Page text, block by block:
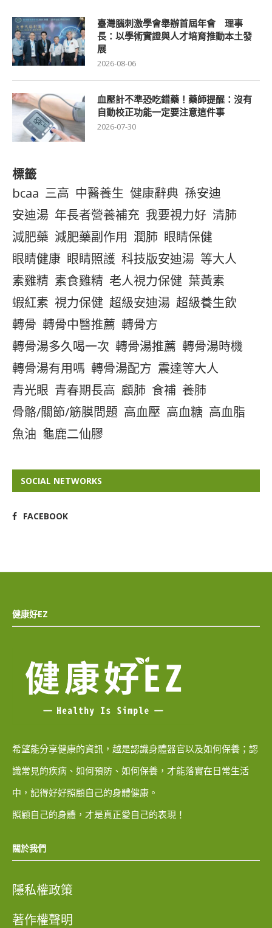
臺灣腦刺激學會舉辦首屆年會 理事
長：以學術實證與人才培育推動本土發
展
2026-08-06
血壓計不準恐吃錯藥！藥師提醒：沒有
自動校正功能一定要注意這件事
2026-07-30
標籤
bcaa 三高 中醫養生 健康辭典 孫安迪
安迪湯 年長者營養補充 我要視力好 清肺
減肥藥 減肥藥副作用 潤肺 眼睛保健
眼睛健康 眼睛照護 科技版安迪湯 等大人
素雞精 素食雞精 老人視力保健 葉黃素
蝦紅素 視力保健 超級安迪湯 超級養生飲
轉骨 轉骨中醫推薦 轉骨方
轉骨湯多久喝一次 轉骨湯推薦 轉骨湯時機
轉骨湯有用嗎 轉骨湯配方 震達等大人
青光眼 青春期長高 顧肺 食補 養肺
骨骼/關節/筋膜問題 高血壓 高血糖 高血脂
魚油 龜鹿二仙膠
SOCIAL NETWORKS
FACEBOOK
健康好EZ
希望能分享健康的資訊，越是認識身體器官以及如何保養；認
識常見的疾病、如何預防、如何保養，才能落實在日常生活
中，記得好好照顧自己的身體健康。
照顧自己的身體，才是真正愛自己的表現！
關於我們
隱私權政策
著作權聲明